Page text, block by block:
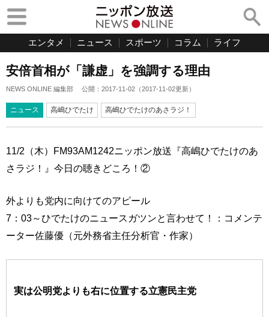
エンタメ ニュース スポーツ コラム ライフ
安倍首相が「謙虚」を強調する理由
NEWS ONLINE 編集部 公開： 2017-11-02 （2017-11-02更新）
ニュース 高嶋ひでたけ 高嶋ひでたけのあさラジ！
11/2（木）FM93AM1242ニッポン放送『高嶋ひでたけのあ
さラジ！』今日の聴きどころ！②
外よりも党内に向けてのアピール
7：03～ひでたけのニュースガツンと言わせて！：コメンテ
ーター佐藤優（元外務省主任分析官・作家）
実は公明党よりも右に位置する立憲民主党